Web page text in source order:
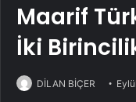
Maarif
İki
DİLAN BİÇER